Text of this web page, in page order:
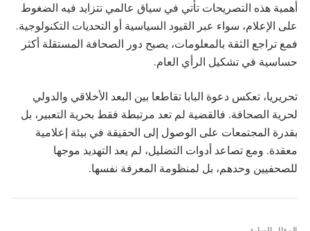
أهمية هذه التصريحات تأتي في سياق عالمي تتزايد فيه الضغوط
على الإعلام، سواء عبر القيود السياسية أو التحديات التكنولوجية.
فمع تراجع الثقة بالمعلومات، يصبح دور الصحافة المستقلة أكثر
حساسية في تشكيل الرأي العام.
تحريريا، تعكس دعوة البابا تقاطعا بين البعد الأخلاقي والدولي
لحرية الصحافة. فالقضية لم تعد مرتبطة فقط بحرية التعبير، بل
بقدرة المجتمعات على الوصول إلى الحقيقة في بيئة إعلامية
معقدة. ومع تصاعد أدوات التضليل، لم يعد التهديد موجها
للصحفيين وحدهم، بل لمنظومة المعرفة نفسها.